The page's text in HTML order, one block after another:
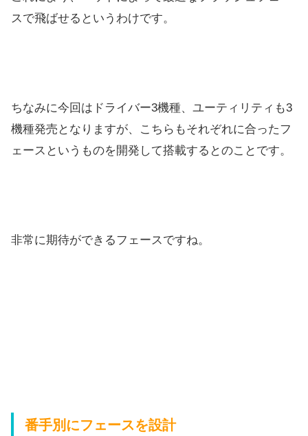
スで飛ばせるというわけです。
ちなみに今回はドライバー3機種、ユーティリティも3
機種発売となりますが、こちらもそれぞれに合ったフ
ェースというものを開発して搭載するとのことです。
非常に期待ができるフェースですね。
番手別にフェースを設計